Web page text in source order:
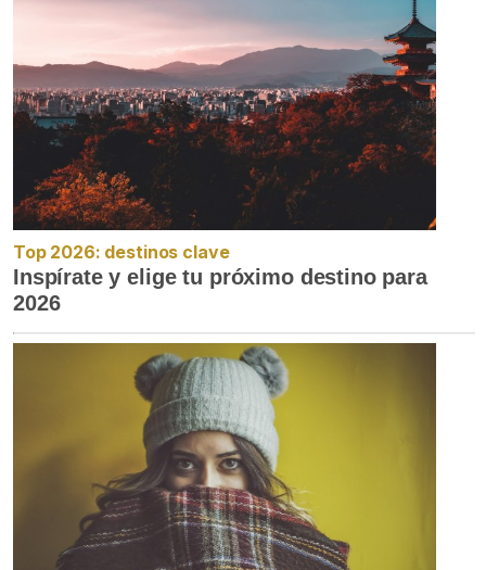
Top 2026: destinos clave
Inspírate y elige tu próximo destino para
2026